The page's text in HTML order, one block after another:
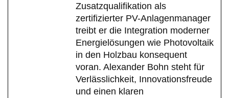
Zusatzqualifikation als
zertifizierter PV-Anlagenmanager
treibt er die Integration moderner
Energielösungen wie Photovoltaik
in den Holzbau konsequent
voran. Alexander Bohn steht für
Verlässlichkeit, Innovationsfreude
und einen klaren